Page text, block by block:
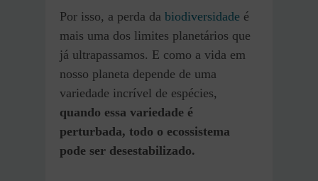
Por isso, a perda da biodiversidade é
mais uma dos limites planetários que
já ultrapassamos. E como a vida em
nosso planeta depende de uma
variedade incrível de espécies,
quando essa variedade é
perturbada, todo o ecossistema
pode ser desestabilizado.